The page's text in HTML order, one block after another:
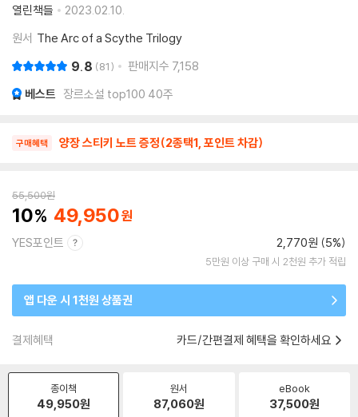
열린책들
2023.02.10.
원서 The Arc of a Scythe Trilogy
9.8 81 판매지수 7,158
베스트 장르소설 top100 40주
구매혜택 양장 스티키 노트 증정(2종택1, 포인트 차감)
55,500원
10 49,950
YES포인트 2,770원 (5%)
5만원 이상 구매 시 2천원 추가 적립
앱 다운 시 1천원 상품권
결제혜택 카드/간편결제 혜택을 확인하세요
종이책
49,950원
원서
87,060원
eBook
37,500원